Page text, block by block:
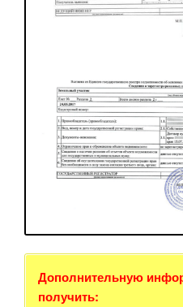
Дополнительную
получить: